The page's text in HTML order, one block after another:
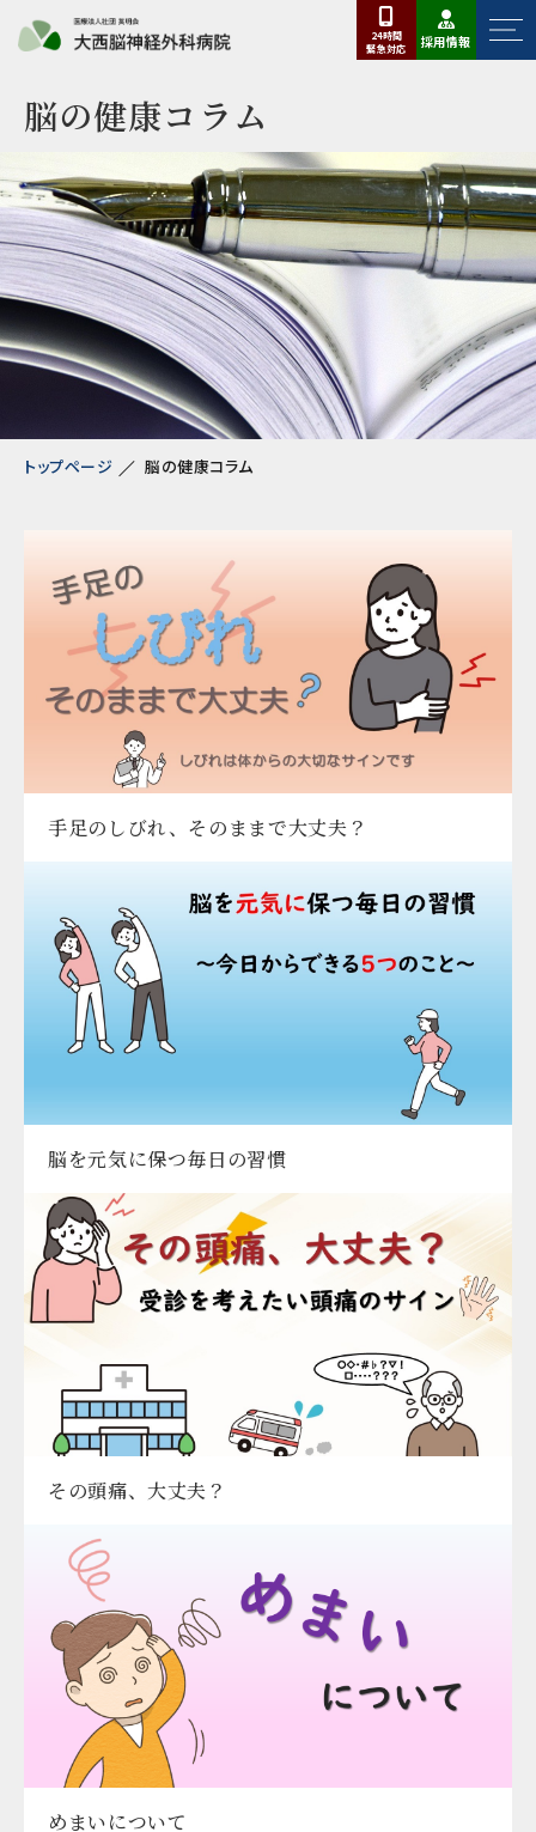
24時間
緊急対応 採用情報
脳の健康コラム
トップページ 脳の健康コラム
手足のしびれ、そのままで大丈夫？
脳を元気に保つ毎日の習慣
その頭痛、大丈夫？
めまいについて